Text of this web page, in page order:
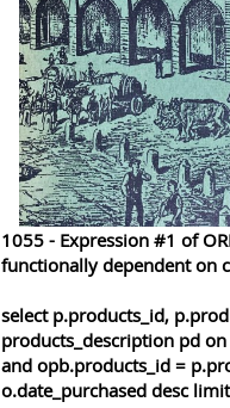
1055 - Expression #1 of
functionally dependent on
select p.products_id,
products_description pd
and opb.products_id =
o.date_purchased desc